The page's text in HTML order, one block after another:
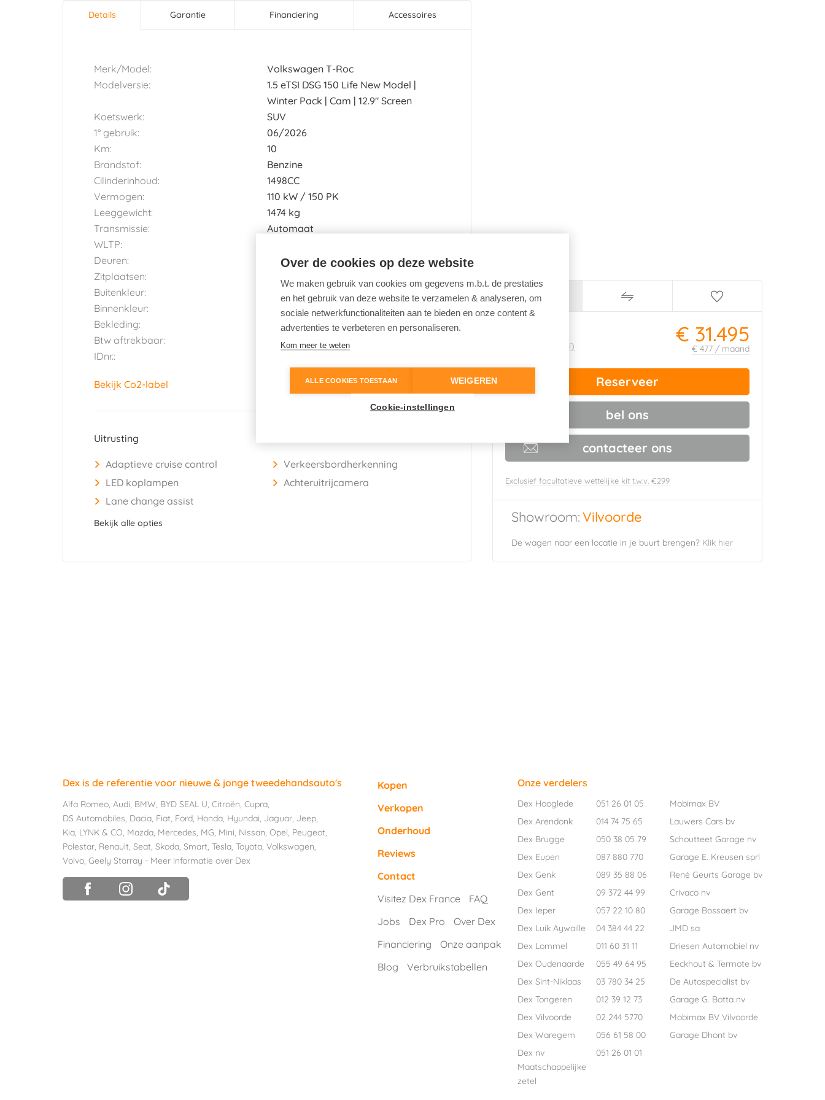
Horizontal tab group
Details
tabblad)
Garantie Financiering Accessoires
Merk/Model:
Volkswagen T-Roc
Modelversie:
1.5 eTSI DSG 150 Life New Model |
Winter Pack | Cam | 12.9" Screen
Koetswerk:
SUV
1° gebruik:
06/2026
Km:
10
Brandstof:
Benzine
Cilinderinhoud:
1498CC
Vermogen:
110 kW 150 PK
Leeggewicht:
1474 kg
Transmissie:
Automaat
WLTP:
Deuren:
Zitplaatsen:
Buitenkleur:
Zwart
(Grenadilla Black)
Binnenkleur:
Bekleding:
Stof
Btw aftrekbaar:
IDnr.:
Bekijk Co2-label
Uitrusting
Adaptieve cruise control
LED koplampen
Lane change assist
Verkeersbordherkenning
Achteruitrijcamera
Bekijk alle opties
€ 31.495
€ 477 / maand
(i)
Reserveer
bel ons
contacteer ons
Exclusief facultatieve wettelijke kit t.w.v. €299
Showroom:Vilvoorde
De wagen naar een locatie in je buurt brengen? Klik hier
Dex is de referentie voor nieuwe & jonge tweedehandsauto's
Alfa Romeo, Audi, BMW, BYD SEAL U, Citroën, Cupra,
DS Automobiles, Dacia, Fiat, Ford, Honda, Hyundai, Jaguar, Jeep,
Kia, LYNK & CO, Mazda, Mercedes, MG, Mini, Nissan, Opel, Peugeot,
Polestar, Renault, Seat, Skoda, Smart, Tesla, Toyota, Volkswagen,
Volvo, Geely Starray - Meer informatie over Dex
Kopen
Verkopen
Onderhoud
Reviews
Contact
Visitez Dex France
FAQ
Jobs
Dex Pro
Over Dex
Financiering
Onze aanpak
Blog
Verbruikstabellen
Onze verdelers
Dex Hooglede 051 26 01 05
Mobimax BV
Dex Arendonk
014 74 75 65
Lauwers Cars bv
Dex Brugge
050 38 05 79
Schoutteet Garage nv
Dex Eupen
087 880 770
Garage E. Kreusen sprl
Dex Genk
089 35 88 06
René Geurts Garage bv
Dex Gent
09 372 44 99
Crivaco nv
Dex Ieper
057 22 10 80
Garage Bossaert bv
Dex Luik Aywaille
04 384 44 22
JMD sa
Dex Lommel
011 60 31 11
Driesen Automobiel nv
Dex Oudenaarde
055 49 64 95
Eeckhout & Termote bv
Dex Sint-Niklaas
03 780 34 25
De Autospecialist bv
Dex Tongeren
012 39 12 73
Garage G. Botta nv
Dex Vilvoorde
02 244 5770
Mobimax BV Vilvoorde
Dex Waregem
056 61 58 00
Garage Dhont bv
Dex nv
Maatschappelijke
zetel
051 26 01 01
Over de cookies op deze website
We maken gebruik van cookies om gegevens m.b.t. de prestaties
en het gebruik van deze website te verzamelen & analyseren, om
sociale netwerkfunctionaliteiten aan te bieden en onze content &
advertenties te verbeteren en personaliseren.
Kom meer te weten
ALLE COOKIES TOESTAAN WEIGEREN
Cookie-instellingen